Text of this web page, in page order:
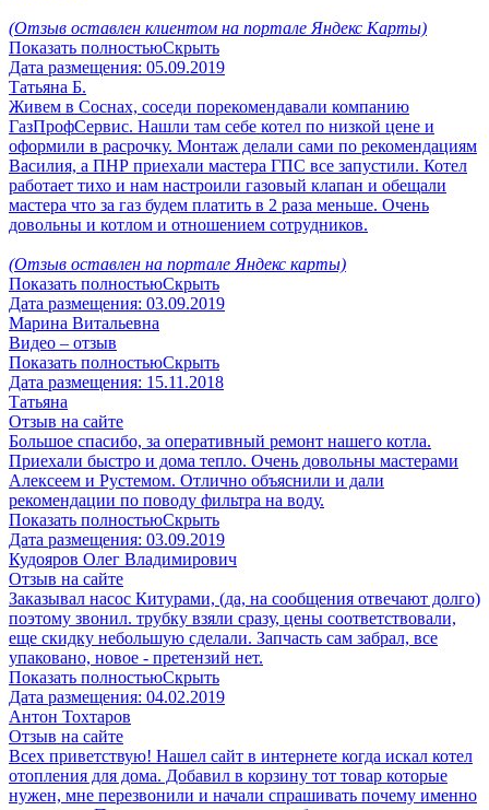
(Отзыв оставлен клиентом на портале Яндекс Карты)
Показать полностьюСкрыть
Дата размещения: 05.09.2019
Татьяна Б.
Живем в Соснах, соседи порекомендавали компанию
ГазПрофСервис. Нашли там себе котел по низкой цене и
оформили в расрочку. Монтаж делали сами по рекомендациям
Василия, а ПНР приехали мастера ГПС все запустили. Котел
работает тихо и нам настроили газовый клапан и обещали
мастера что за газ будем платить в 2 раза меньше. Очень
довольны и котлом и отношением сотрудников.
(Отзыв оставлен на портале Яндекс карты)
Показать полностьюСкрыть
Дата размещения: 03.09.2019
Марина Витальевна
Видео – отзыв
Показать полностьюСкрыть
Дата размещения: 15.11.2018
Татьяна
Отзыв на сайте
Большое спасибо, за оперативный ремонт нашего котла.
Приехали быстро и дома тепло. Очень довольны мастерами
Алексеем и Рустемом. Отлично объяснили и дали
рекомендации по поводу фильтра на воду.
Показать полностьюСкрыть
Дата размещения: 03.09.2019
Кудояров Олег Владимирович
Отзыв на сайте
Заказывал насос Китурами, (да, на сообщения отвечают долго)
поэтому звонил. трубку взяли сразу, цены соответствовали,
еще скидку небольшую сделали. Запчасть сам забрал, все
упаковано, новое - претензий нет.
Показать полностьюСкрыть
Дата размещения: 04.02.2019
Антон Тохтаров
Отзыв на сайте
Всех приветствую! Нашел сайт в интернете когда искал котел
отопления для дома. Добавил в корзину тот товар которые
нужен, мне перезвонили и начали спрашивать почему именно